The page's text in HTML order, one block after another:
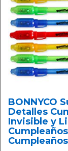
BONNYCO
Detalles
Invisible y